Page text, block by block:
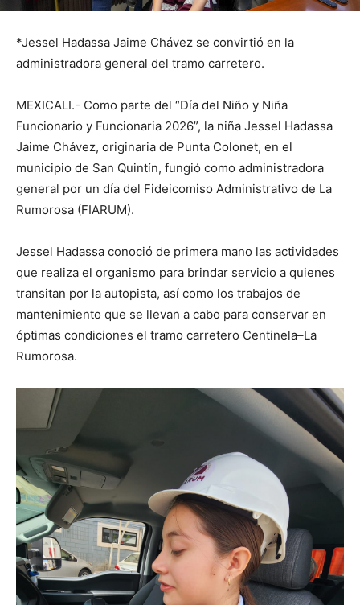
*Jessel Hadassa Jaime Chávez se convirtió en la
administradora general del tramo carretero.
MEXICALI.- Como parte del “Día del Niño y Niña
Funcionario y Funcionaria 2026”, la niña Jessel Hadassa
Jaime Chávez, originaria de Punta Colonet, en el
municipio de San Quintín, fungió como administradora
general por un día del Fideicomiso Administrativo de La
Rumorosa (FIARUM).
Jessel Hadassa conoció de primera mano las actividades
que realiza el organismo para brindar servicio a quienes
transitan por la autopista, así como los trabajos de
mantenimiento que se llevan a cabo para conservar en
óptimas condiciones el tramo carretero Centinela–La
Rumorosa.